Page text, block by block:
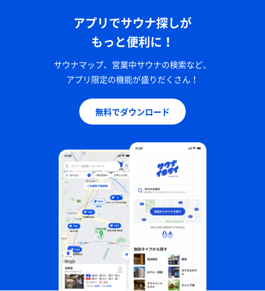
アプリでサウナ探しが
もっと便利に！
サウナマップ、営業中サウナの検索など、
アプリ限定の機能が盛りだくさん！
無料でダウンロード